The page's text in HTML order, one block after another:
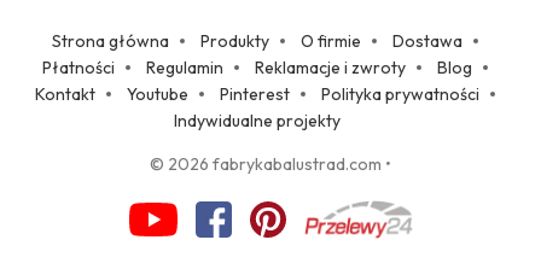
Strona główna Produkty O firmie
Dostawa
Płatności
Regulamin Reklamacje i zwroty
Blog
Kontakt
Youtube Pinterest
Polityka prywatności
Indywidualne projekty
© 2026 fabrykabalustrad.com •